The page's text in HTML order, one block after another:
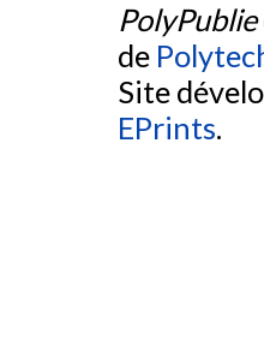
PolyPublie
de
Site
EPrints.